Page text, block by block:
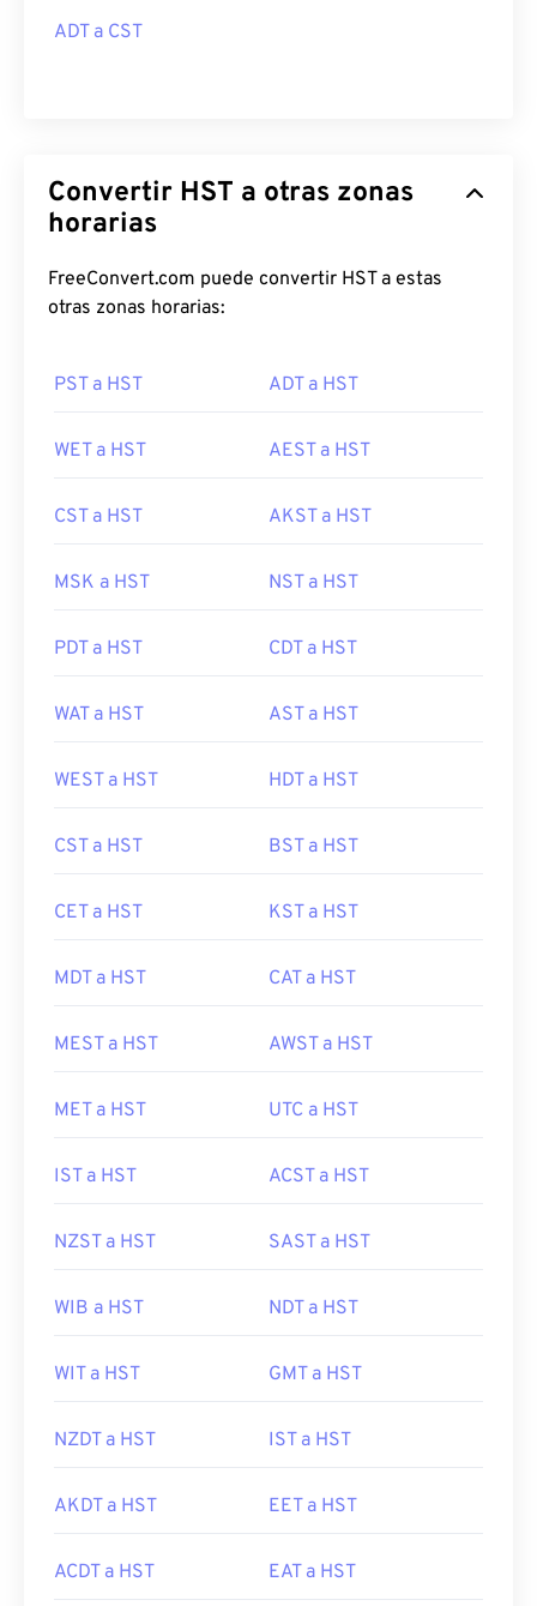
ADT a CST
Convertir HST a otras zonas
horarias
FreeConvert.com puede convertir HST a estas
otras zonas horarias:
PST a HST ADT a HST
WET a HST AEST a HST
CST a HST AKST a HST
MSK a HST NST a HST
PDT a HST CDT a HST
WAT a HST AST a HST
WEST a HST HDT a HST
CST a HST BST a HST
CET a HST KST a HST
MDT a HST CAT a HST
MEST a HST AWST a HST
MET a HST UTC a HST
IST a HST ACST a HST
NZST a HST SAST a HST
WIB a HST NDT a HST
WIT a HST GMT a HST
NZDT a HST IST a HST
AKDT a HST EET a HST
ACDT a HST EAT a HST